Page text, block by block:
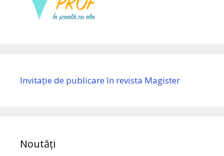
Invitație de publicare în revista Magister
Noutăți